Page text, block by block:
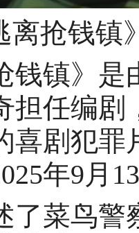
离抢钱
镇》是由
担任编剧
喜剧犯罪
年9月
菜鸟警